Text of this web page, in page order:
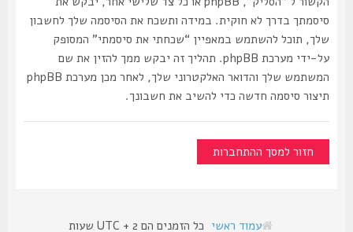
סיסמתך בדרך לא חוקית. במידה ותשכח את הסיסמה שלך לחשבון
שלך, תוכל להשתמש במאפיין “שכחתי את סיסמתי” המסופק
על-ידי מערכת phpBB. תהליך זה יבקש ממך להזין את שם
המשתמש שלך והדואר האלקטרוני שלך, לאחר מכן מערכת phpBB
תיצור סיסמה חדשה כדי להשיב את חשבונך.
חזור למסך ההתחברות
עמוד ראשי כל הזמנים הם UTC + 2 שעות